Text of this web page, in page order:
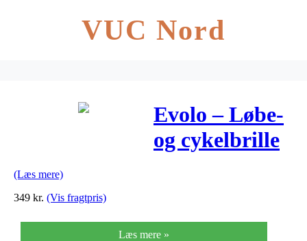
VUC Nord
Evolo – Løbe-
og cykelbrille
(Læs mere)
349 kr. (Vis fragtpris)
Læs mere »